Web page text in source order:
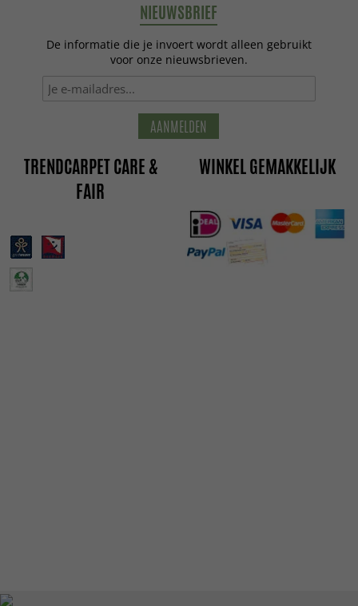
NIEUWSBRIEF
De informatie die je invoert wordt alleen gebruikt
voor onze nieuwsbrieven.
AANMELDEN
TRENDCARPET CARE &
FAIR
WINKEL GEMAKKELIJK